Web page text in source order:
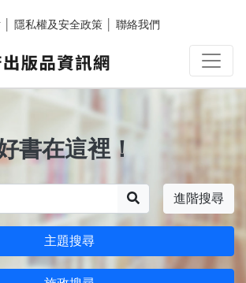
隱私權及安全政策 聯絡我們
書在這裡！
進階搜尋
主題搜尋